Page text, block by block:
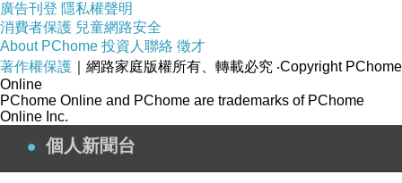
■ 澳門人氣必買伴手禮 連續10年銷量no.1
【澳門鉅記】首創現場即製即賣炭燒杏仁餅和蛋
卷而馳名。其中以杏仁餅最深受眾多老饕們的歡
迎，更在2002年至今連續十年成為澳門手信食品
廣告刊登 隱私權聲明
消費者保護 兒童網路安全
About PChome 投資人聯絡 徵才
著作權保護 ｜網路家庭版權所有、轉載必究 ‧Copyright PChome
Online
PChome Online and PChome are trademarks of PChome
Online Inc.
個人新聞台